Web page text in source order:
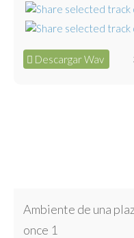
Descargar Wav
Ambiente de una
once 1